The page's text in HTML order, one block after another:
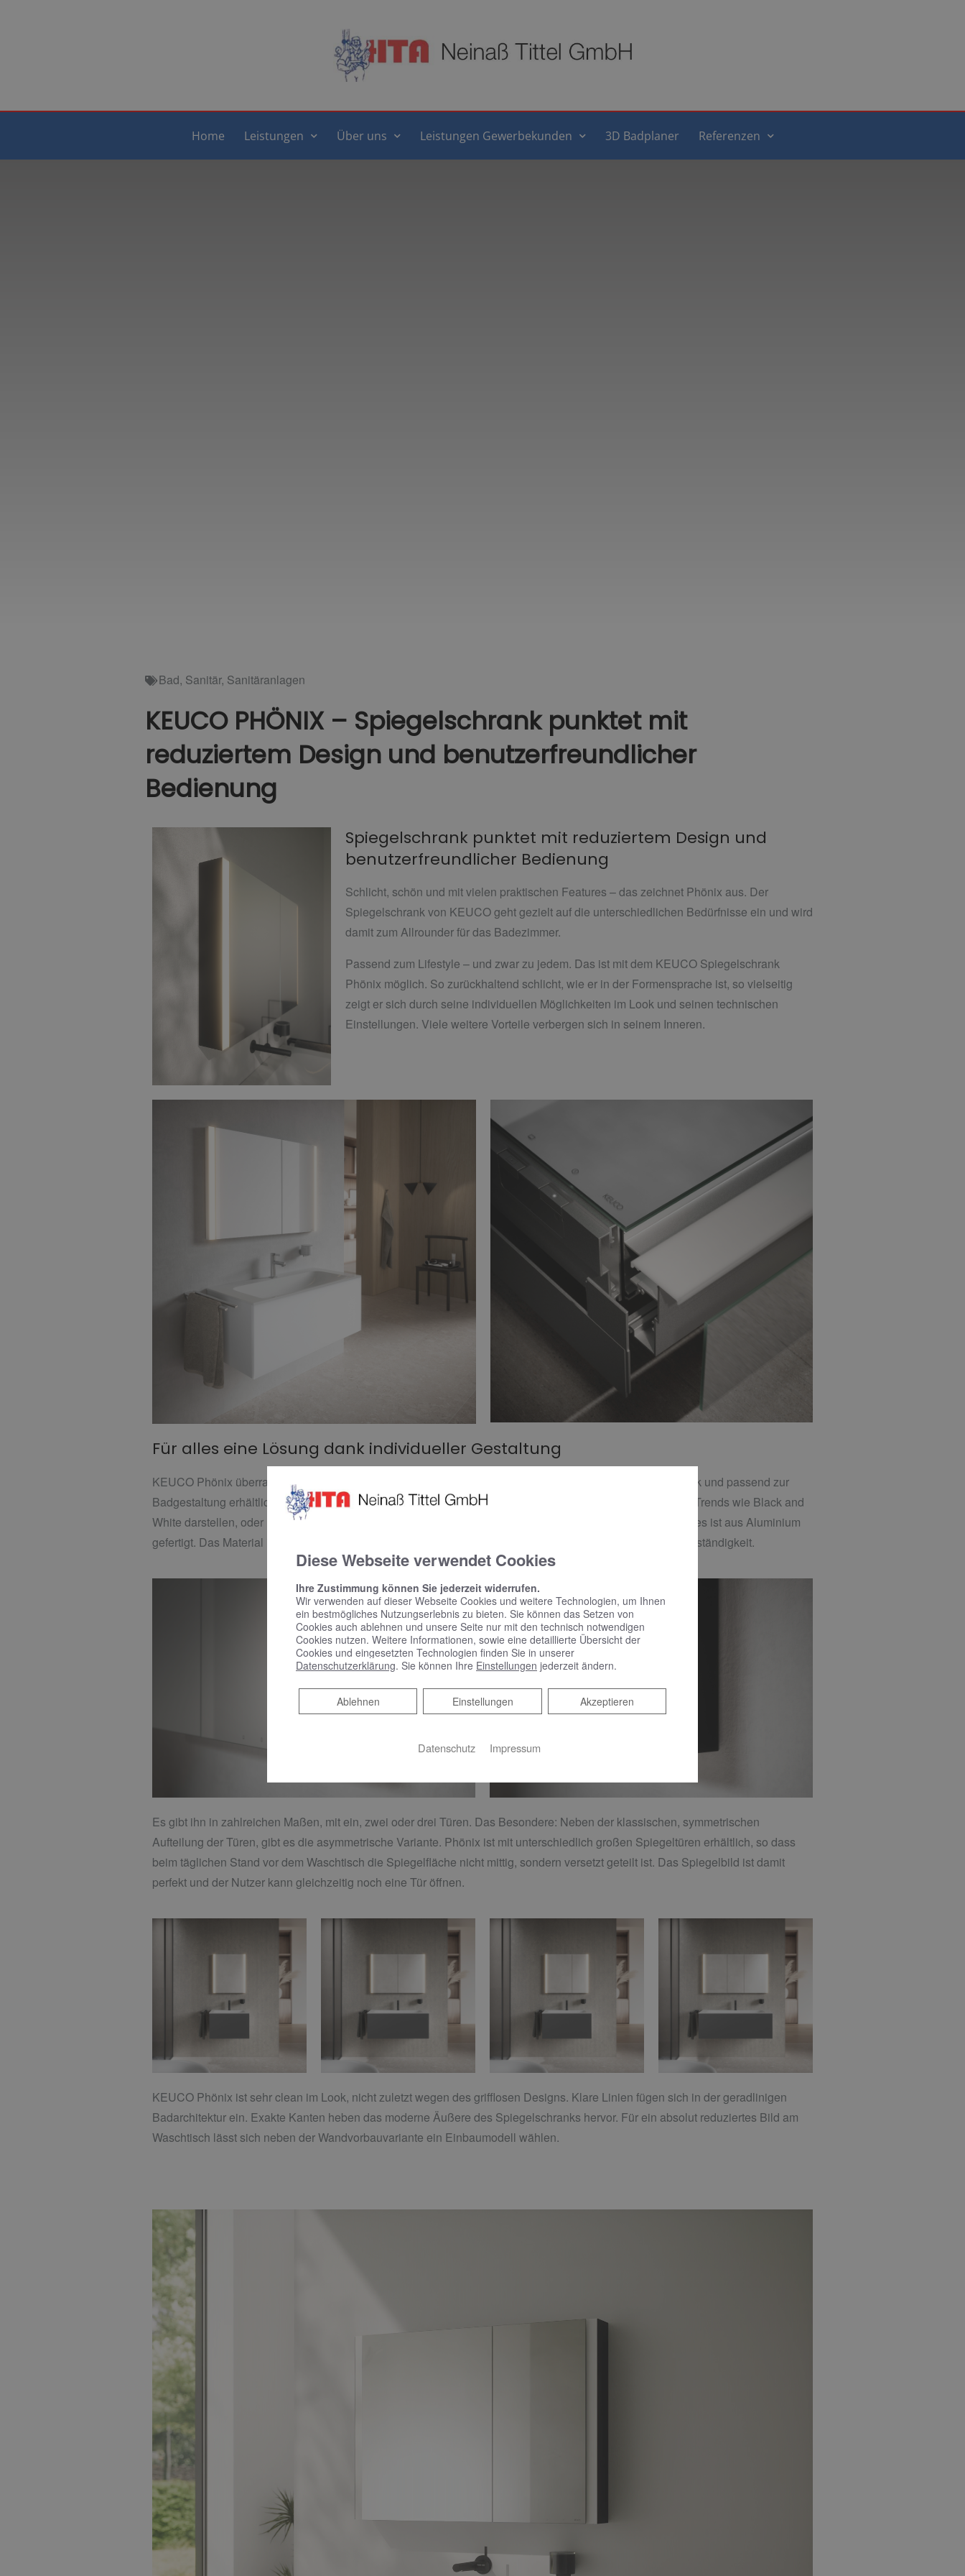
Home Leistungen Über uns Leistungen Gewerbekunden 3D Badplaner Referenzen
Bad, Sanitär, Sanitäranlagen
KEUCO PHÖNIX – Spiegelschrank punktet mit
reduziertem Design und benutzerfreundlicher
Bedienung
Spiegelschrank punktet mit reduziertem Design und
benutzerfreundlicher Bedienung
Schlicht, schön und mit vielen praktischen Features – das zeichnet Phönix aus. Der
Spiegelschrank von KEUCO geht gezielt auf die unterschiedlichen Bedürfnisse ein und wird
damit zum Allrounder für das Badezimmer.
Passend zum Lifestyle – und zwar zu jedem. Das ist mit dem KEUCO Spiegelschrank
Phönix möglich. So zurückhaltend schlicht, wie er in der Formensprache ist, so vielseitig
zeigt er sich durch seine individuellen Möglichkeiten im Look und seinen technischen
Einstellungen. Viele weitere Vorteile verbergen sich in seinem Inneren.
Für alles eine Lösung dank individueller Gestaltung
KEUCO Phönix überrascht mit verschiedenen, wählbaren Seiten- und Rückwänden. Ganz nach Geschmack und passend zur
Badgestaltung erhältlich in verspiegelt oder Schwarz. Damit lassen sich zeitlose Bäder einrichten, aktuelle Trends wie Black and
White darstellen, oder mit der Holzoptik eine wohnliche Variante gestalten. Der Korpus des Spiegelschrankes ist aus Aluminium
gefertigt. Das Material ist besonders langlebig im Badezimmer und verliert auch nach Jahren nicht seine Beständigkeit.
Es gibt ihn in zahlreichen Maßen, mit ein, zwei oder drei Türen. Das Besondere: Neben der klassischen, symmetrischen
Aufteilung der Türen, gibt es die asymmetrische Variante. Phönix ist mit unterschiedlich großen Spiegeltüren erhältlich, so dass
beim täglichen Stand vor dem Waschtisch die Spiegelfläche nicht mittig, sondern versetzt geteilt ist. Das Spiegelbild ist damit
perfekt und der Nutzer kann gleichzeitig noch eine Tür öffnen.
KEUCO Phönix ist sehr clean im Look, nicht zuletzt wegen des grifflosen Designs. Klare Linien fügen sich in der geradlinigen
Badarchitektur ein. Exakte Kanten heben das moderne Äußere des Spiegelschranks hervor. Für ein absolut reduziertes Bild am
Waschtisch lässt sich neben der Wandvorbauvariante ein Einbaumodell wählen.
Diese Webseite verwendet Cookies
Ihre Zustimmung können Sie jederzeit widerrufen.
Wir verwenden auf dieser Webseite Cookies und weitere Technologien, um Ihnen
ein bestmögliches Nutzungserlebnis zu bieten. Sie können das Setzen von
Cookies auch ablehnen und unsere Seite nur mit den technisch notwendigen
Cookies nutzen. Weitere Informationen, sowie eine detaillierte Übersicht der
Cookies und eingesetzten Technologien finden Sie in unserer
Datenschutzerklärung. Sie können Ihre Einstellungen jederzeit ändern.
Akzeptieren
Einstellungen
Ablehnen
Ablehnen
Datenschutz Impressum